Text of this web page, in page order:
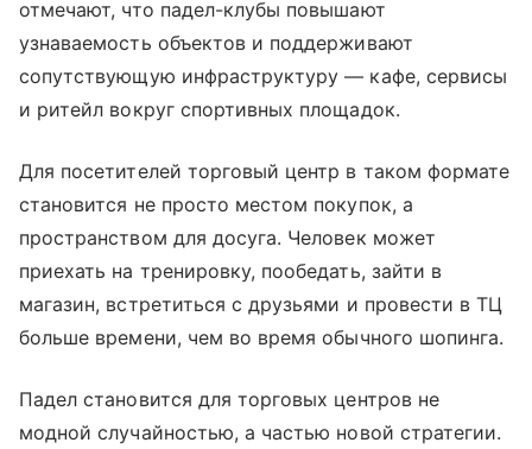
отмечают, что падел-клубы повышают
узнаваемость объектов и поддерживают
сопутствующую инфраструктуру — кафе, сервисы
и ритейл вокруг спортивных площадок.
Для посетителей торговый центр в таком формате
становится не просто местом покупок, а
пространством для досуга. Человек может
приехать на тренировку, пообедать, зайти в
магазин, встретиться с друзьями и провести в ТЦ
больше времени, чем во время обычного шопинга.
Падел становится для торговых центров не
модной случайностью, а частью новой стратегии.